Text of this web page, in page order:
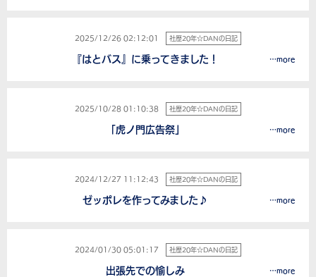
『はとバス』に乗ってきました！ …more
社歴20年☆DANの日記
2025/12/26 02:12:01
「虎ノ門広告祭」 …more
社歴20年☆DANの日記
2025/10/28 01:10:38
ゼッポレを作ってみました♪ …more
社歴20年☆DANの日記
2024/12/27 11:12:43
出張先での愉しみ …more
社歴20年☆DANの日記
2024/01/30 05:01:17